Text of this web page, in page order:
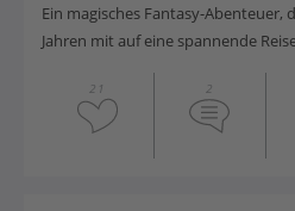
Ein magisches Fantasy-Abenteuer,
Jahren mit auf eine spannende
21 2